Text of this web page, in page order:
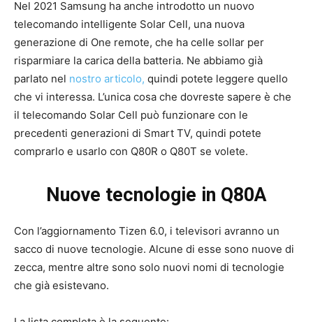
Nel 2021 Samsung ha anche introdotto un nuovo
telecomando intelligente Solar Cell, una nuova
generazione di One remote, che ha celle sollar per
risparmiare la carica della batteria. Ne abbiamo già
parlato nel nostro articolo, quindi potete leggere quello
che vi interessa. L’unica cosa che dovreste sapere è che
il telecomando Solar Cell può funzionare con le
precedenti generazioni di Smart TV, quindi potete
comprarlo e usarlo con Q80R o Q80T se volete.
Nuove tecnologie in Q80A
Con l’aggiornamento Tizen 6.0, i televisori avranno un
sacco di nuove tecnologie. Alcune di esse sono nuove di
zecca, mentre altre sono solo nuovi nomi di tecnologie
che già esistevano.